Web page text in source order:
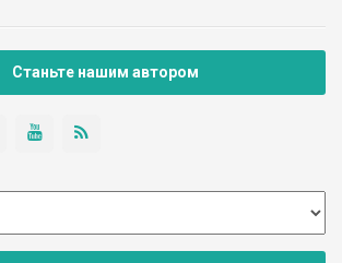
Станьте нашим автором